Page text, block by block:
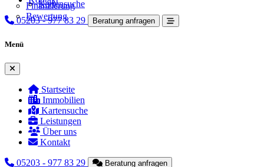
Kartensuche
Finanzierung
Bewertung
05203 - 977 83 29 Beratung anfragen
Menü
Menü schließen
Startseite
Immobilien
Kartensuche
Leistungen
Über uns
Kontakt
05203 - 977 83 29 Beratung anfragen